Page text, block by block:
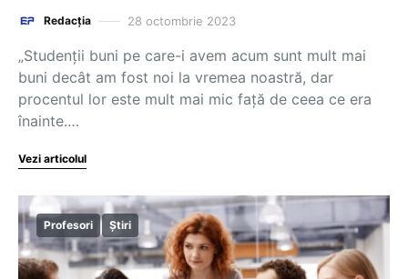
Redacția 28 octombrie 2023
„Studenții buni pe care-i avem acum sunt mult mai
buni decât am fost noi la vremea noastră, dar
procentul lor este mult mai mic față de ceea ce era
înainte.…
Vezi articolul
Profesori Știri